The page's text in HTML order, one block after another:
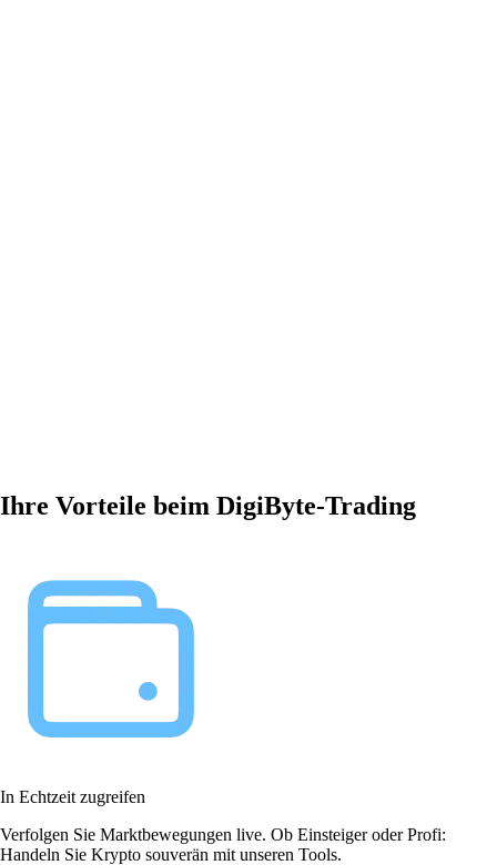
Ihre Vorteile beim DigiByte-Trading
In Echtzeit zugreifen
Verfolgen Sie Marktbewegungen live. Ob Einsteiger oder Profi:
Handeln Sie Krypto souverän mit unseren Tools.